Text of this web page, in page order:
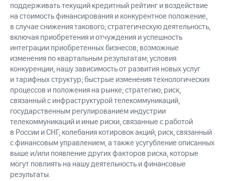
поддерживать текущий кредитный рейтинг и воздействие
на стоимость финансирования и конкурентное положение,
в случае снижения такового; стратегическую деятельность,
включая приобретения и отчуждения и успешность
интеграции приобретенных бизнесов; возможные
изменения по квартальным результатам; условия
конкуренции; нашу зависимость от развития новых услуг
и тарифных структур; быстрые изменения технологических
процессов и положения на рынке; стратегию; риск,
связанный с инфраструктурой телекоммуникаций,
государственным регулированием индустрии
телекоммуникаций и иные риски, связанные с работой
в России и СНГ; колебания котировок акций; риск, связанный
с финансовым управлением, а также усугубление описанных
выше и/или появление других факторов риска, которые
могут повлиять на нашу деятельность и финансовые
результаты.